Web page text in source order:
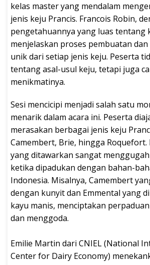
kelas master yang mendalam
jenis keju Prancis. Francois Robin,
pengetahuannya yang luas tentang
menjelaskan proses pembuatan
unik dari setiap jenis keju. Peserta
tentang asal-usul keju, tetapi juga
menikmatinya.
Sesi mencicipi menjadi salah satu
menarik dalam acara ini. Peserta
merasakan berbagai jenis keju
Camembert, Brie, hingga Roquefort.
yang ditawarkan sangat
ketika dipadukan dengan bahan-
Indonesia. Misalnya, Camembert
dengan kunyit dan Emmental yang
kayu manis, menciptakan
dan menggoda.
Emilie Martin dari CNIEL (National
Center for Dairy Economy)